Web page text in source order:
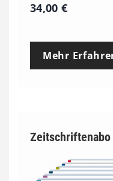
34,00€
Mehr
Zeitschriftenabo